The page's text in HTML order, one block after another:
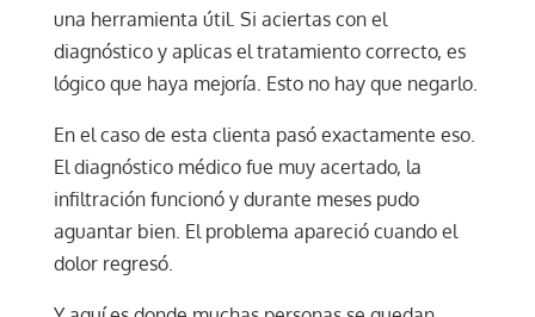
una herramienta útil. Si aciertas con el
diagnóstico y aplicas el tratamiento correcto, es
lógico que haya mejoría. Esto no hay que negarlo.
En el caso de esta clienta pasó exactamente eso.
El diagnóstico médico fue muy acertado, la
infiltración funcionó y durante meses pudo
aguantar bien. El problema apareció cuando el
dolor regresó.